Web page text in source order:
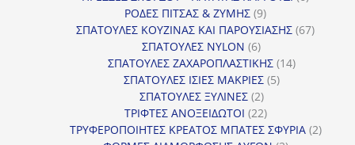
ΡΟΔΕΣ ΠΙΤΣΑΣ & ΖΥΜΗΣ 99
προϊόντα
ΣΠΑΤΟΥΛΕΣ ΚΟΥΖΙΝΑΣ ΚΑΙ ΠΑΡΟΥΣΙΑΣΗΣ 6767
ΣΠΑΤΟΥΛΕΣ NYLON 66
προϊόντα
ΣΠΑΤΟΥΛΕΣ ΖΑΧΑΡΟΠΛΑΣΤΙΚΗΣ 1414
ΣΠΑΤΟΥΛΕΣ ΙΣΙΕΣ ΜΑΚΡΙΕΣ 55
ΣΠΑΤΟΥΛΕΣ ΞΥΛΙΝΕΣ 22
προϊόντα
ΤΡΙΦΤΕΣ ΑΝΟΞΕΙΔΩΤΟΙ 2222
προϊόντα
ΤΡΥΦΕΡΟΠΟΙΗΤΕΣ ΚΡΕΑΤΟΣ ΜΠΑΤΕΣ ΣΦΥΡΙΑ 22